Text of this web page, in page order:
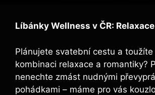
Líbánky Wellness v ČR:
Plánujete svatební cestu a
kombinaci relaxace a romantiky?
nenechte zmást nudnými
pohádkami – máme pro vás